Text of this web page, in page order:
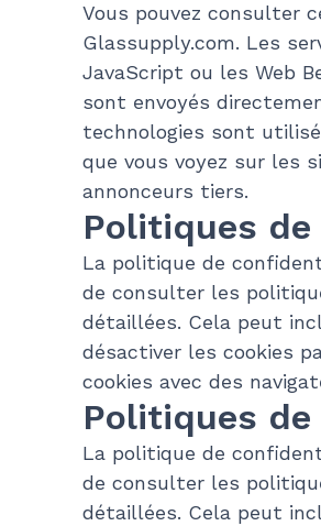
Vous pouvez consulter
Glassupply.com. Les
JavaScript ou les Web
sont envoyés
technologies sont
que vous voyez sur les
annonceurs tiers.
Politiques
La politique de
de consulter les
détaillées. Cela peut
désactiver les cookies
cookies avec des
Politiques
La politique de
de consulter les
détaillées. Cela peut